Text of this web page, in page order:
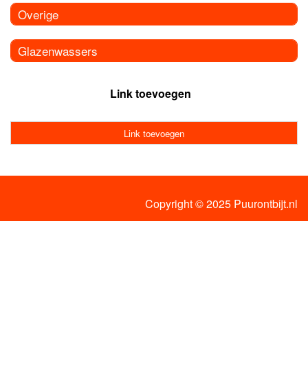
Overige
Glazenwassers
Link toevoegen
Link toevoegen
Copyright © 2025 Puurontbijt.nl